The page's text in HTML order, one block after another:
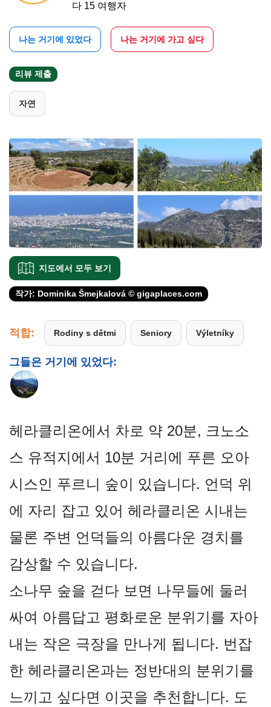
다 15 여행자
나는 거기에 있었다 나는 거기에 가고 싶다
리뷰 제출
자연
지도에서 모두 보기
작가: Dominika Šmejkalová © gigaplaces.com
적합: Rodiny s dětmi Seniory Výletníky
그들은 거기에 있었다:
헤라클리온에서 차로 약 20분, 크노소
스 유적지에서 10분 거리에 푸른 오아
시스인 푸르니 숲이 있습니다. 언덕 위
에 자리 잡고 있어 헤라클리온 시내는
물론 주변 언덕들의 아름다운 경치를
감상할 수 있습니다.
소나무 숲을 걷다 보면 나무들에 둘러
싸여 아름답고 평화로운 분위기를 자아
내는 작은 극장을 만나게 됩니다. 번잡
한 헤라클리온과는 정반대의 분위기를
느끼고 싶다면 이곳을 추천합니다. 도